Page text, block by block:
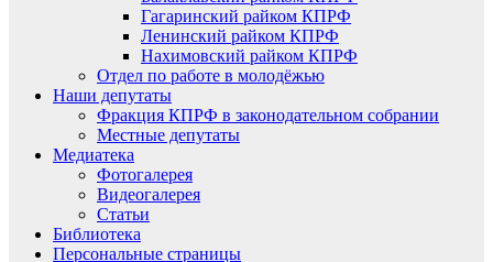
Гагаринский райком КПРФ
Ленинский райком КПРФ
Нахимовский райком КПРФ
Отдел по работе в молодёжью
Наши депутаты
Фракция КПРФ в законодательном собрании
Местные депутаты
Медиатека
Фотогалерея
Видеогалерея
Статьи
Библиотека
Персональные страницы